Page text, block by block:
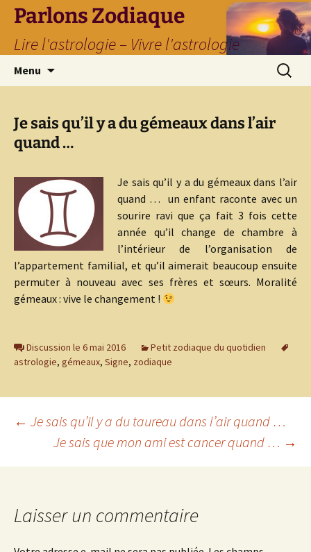
Parlons Zodiaque
Lire l'astrologie – Vivre l'astrologie
Menu
Je sais qu’il y a du gémeaux dans l’air
quand …
Je sais qu’il y a du gémeaux dans l’air
quand … un enfant raconte avec un
sourire ravi que ça fait 3 fois cette
année qu’il change de chambre à
l’intérieur de l’organisation de
l’appartement familial, et qu’il aimerait beaucoup ensuite
permuter à nouveau avec ses frères et sœurs. Moralité
gémeaux : vive le changement !
Discussion le 6 mai 2016
Petit zodiaque du quotidien
astrologie, gémeaux, Signe, zodiaque
Navigation
des
articles
← Je sais qu’il y a du taureau dans l’air quand …
Je sais que mon ami est cancer quand … →
Laisser un commentaire